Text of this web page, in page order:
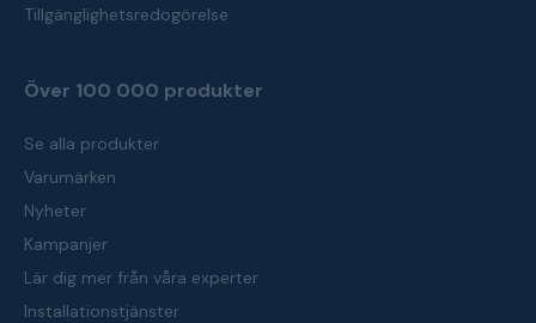
Tillgänglighetsredogörelse
Över 100 000 produkter
Se alla produkter
Varumärken
Nyheter
Kampanjer
Lär dig mer från våra experter
Installationstjänster